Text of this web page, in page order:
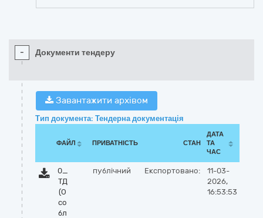
- Документи тендеру
Завантажити архівом
Тип документа: Тендерна документація
ФАЙЛ ПРИВАТНІСТЬ СТАН
ДАТА
ТА
ЧАС
0_
ТД
(О
со
бл
публічний Експортовано:
11-03-
2026,
16:53:53